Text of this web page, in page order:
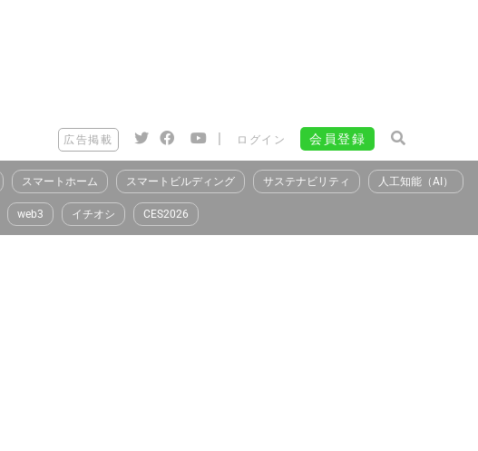
広告掲載 | ログイン 会員登録
スマートホーム スマートビルディング サステナビリティ 人工知能（AI）
web3 イチオシ CES2026